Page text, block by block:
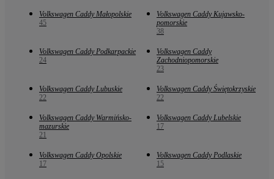
Volkswagen Caddy Małopolskie
45
Volkswagen Caddy Kujawsko-
pomorskie
38
Volkswagen Caddy Podkarpackie
24
Volkswagen Caddy
Zachodniopomorskie
23
Volkswagen Caddy Lubuskie
22
Volkswagen Caddy Świętokrzyskie
22
Volkswagen Caddy Warmińsko-
mazurskie
21
Volkswagen Caddy Lubelskie
17
Volkswagen Caddy Opolskie
17
Volkswagen Caddy Podlaskie
15